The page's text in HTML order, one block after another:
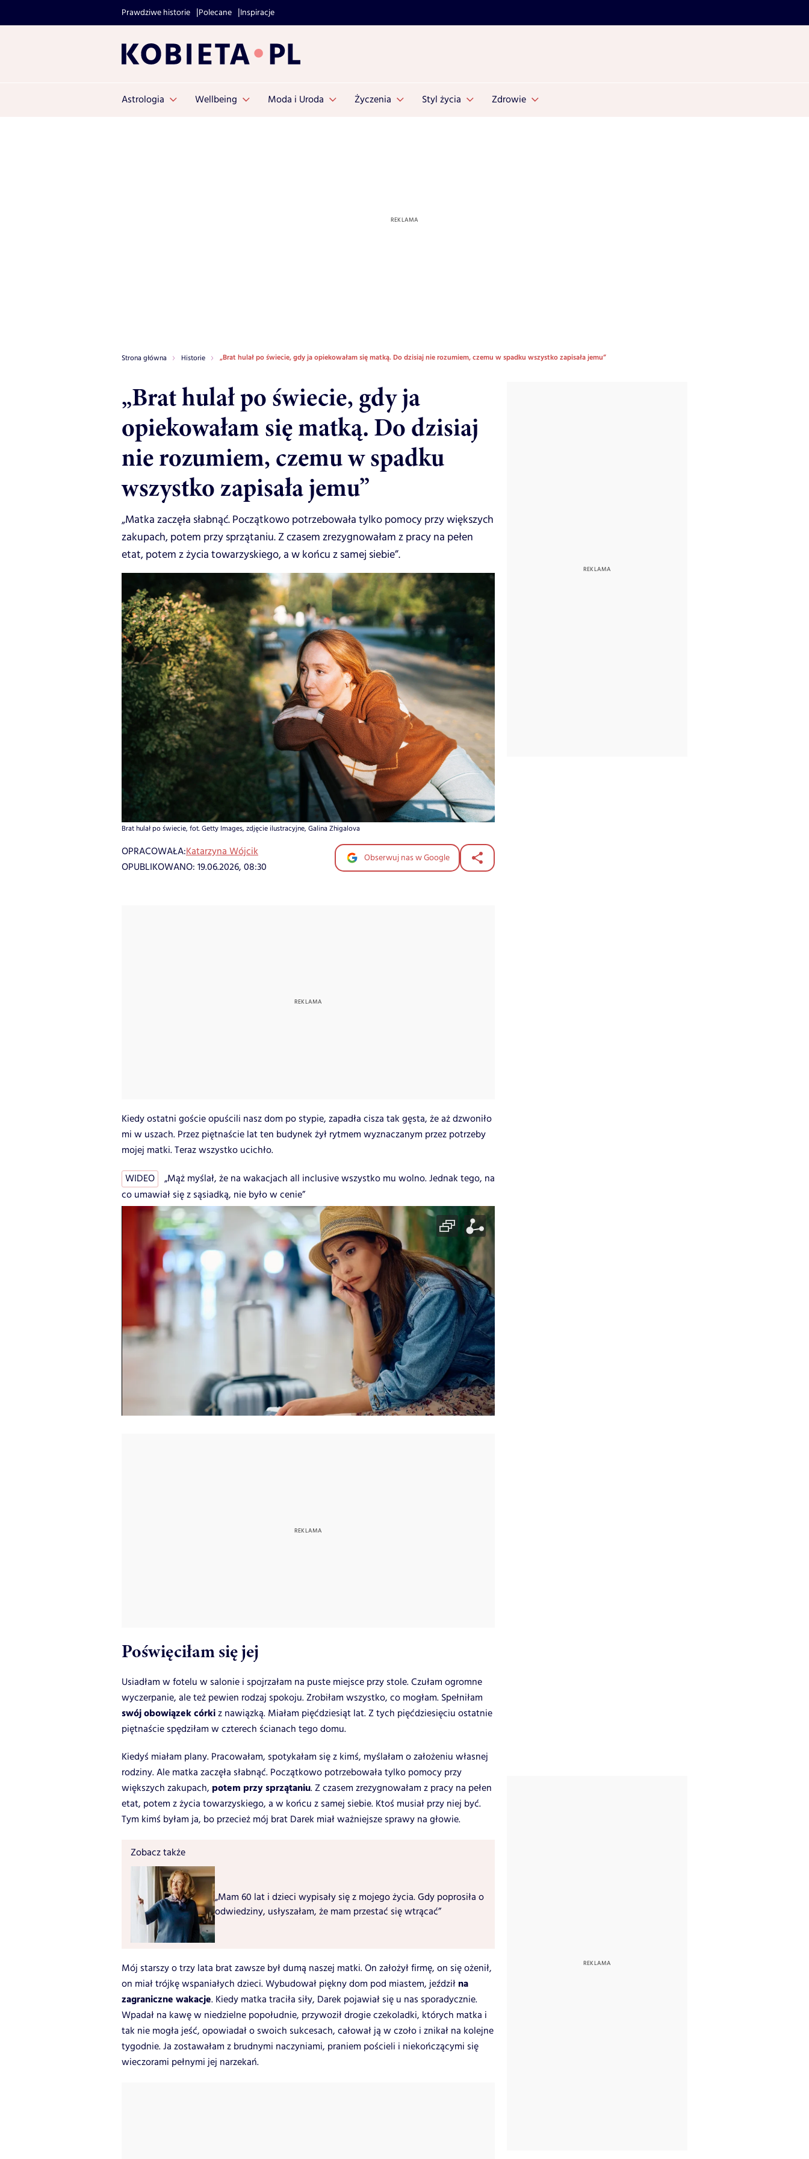
Prawdziwe historie Polecane Inspiracje
Astrologia Wellbeing Moda i Uroda Życzenia Styl życia Zdrowie
Strona główna Historie „Brat hulał po świecie, gdy ja opiekowałam się matką. Do dzisiaj nie rozumiem, czemu w spadku wszystko zapisała jemu”
„Brat hulał po świecie, gdy ja
opiekowałam się matką. Do dzisiaj
nie rozumiem, czemu w spadku
wszystko zapisała jemu”
„Matka zaczęła słabnąć. Początkowo potrzebowała tylko pomocy przy większych
zakupach, potem przy sprzątaniu. Z czasem zrezygnowałam z pracy na pełen
etat, potem z życia towarzyskiego, a w końcu z samej siebie”.
Brat hulał po świecie, fot. Getty Images, zdjęcie ilustracyjne, Galina Zhigalova
OPRACOWAŁA:Katarzyna Wójcik
OPUBLIKOWANO: 19.06.2026, 08:30
Obserwuj nas w Google
Kiedy ostatni goście opuścili nasz dom po stypie, zapadła cisza tak gęsta, że aż dzwoniło
mi w uszach. Przez piętnaście lat ten budynek żył rytmem wyznaczanym przez potrzeby
mojej matki. Teraz wszystko ucichło.
WIDEO
„Mąż myślał, że na wakacjach all inclusive wszystko mu wolno. Jednak tego, na
co umawiał się z sąsiadką, nie było w cenie”
Poświęciłam się jej
Usiadłam w fotelu w salonie i spojrzałam na puste miejsce przy stole. Czułam ogromne
wyczerpanie, ale też pewien rodzaj spokoju. Zrobiłam wszystko, co mogłam. Spełniłam
swój obowiązek córkiz nawiązką. Miałam pięćdziesiąt lat. Z tych pięćdziesięciu ostatnie
piętnaście spędziłam w czterech ścianach tego domu.
Kiedyś miałam plany. Pracowałam, spotykałam się z kimś, myślałam o założeniu własnej
rodziny. Ale matka zaczęła słabnąć. Początkowo potrzebowała tylko pomocy przy
większych zakupach, potem przy sprzątaniu. Z czasem zrezygnowałam z pracy na pełen
etat, potem z życia towarzyskiego, a w końcu z samej siebie. Ktoś musiał przy niej być.
Tym kimś byłam ja, bo przecież mój brat Darek miał ważniejsze sprawy na głowie.
Zobacz także
„Mam 60 lat i dzieci wypisały się z mojego życia. Gdy poprosiła o
odwiedziny, usłyszałam, że mam przestać się wtrącać”
Mój starszy o trzy lata brat zawsze był dumą naszej matki. On założył firmę, on się ożenił,
on miał trójkę wspaniałych dzieci. Wybudował piękny dom pod miastem, jeździł na
zagraniczne wakacje. Kiedy matka traciła siły, Darek pojawiał się u nas sporadycznie.
Wpadał na kawę w niedzielne popołudnie, przywoził drogie czekoladki, których matka i
tak nie mogła jeść, opowiadał o swoich sukcesach, całował ją w czoło i znikał na kolejne
tygodnie. Ja zostawałam z brudnymi naczyniami, praniem pościeli i niekończącymi się
wieczorami pełnymi jej narzekań.